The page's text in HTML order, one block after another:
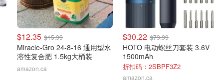
$12.35 $15.99
Miracle-Gro 24-8-16 通用型水
溶性复合肥 1.5kg大桶装
amazon.ca
$30.22 $79.99
HOTO 电动螺丝刀套装 3.6V
1500mAh
折扣码：2SBPF3Z2
amazon.ca